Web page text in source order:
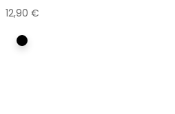
12,90 €
Multicolore